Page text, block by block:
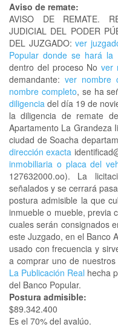
Aviso de remate:
AVISO DE REMATE.
JUDICIAL DEL PODER
DEL JUZGADO: ver
Popular donde se hará la
dentro del proceso Nover
demandante: ver nombre
nombre completo, se ha
diligencia del día 19 de
la diligencia de remate
Apartamento La Grandeza
ciudad de Soacha
dirección exacta
inmobiliaria o placa del
127632000.oo). La
señalados y se cerrará
postura admisible la que
inmueble o mueble, previa
cuales serán consignados
este Juzgado, en el Banco
usado con frecuencia y
a comprar uno de
La Publicación Real hecha
del Banco Popular.
Postura admisible:
$89.342.400
Es el 70% del avalúo.